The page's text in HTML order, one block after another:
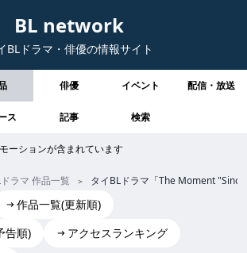
BL network
BLドラマ・俳優の情報サイト
俳優 イベント 配信・放送
ス 記事 検索
ーションが含まれています
ラマ 作品一覧 タイBLドラマ「The Moment
作品一覧(更新順)
告順)
アクセスランキング